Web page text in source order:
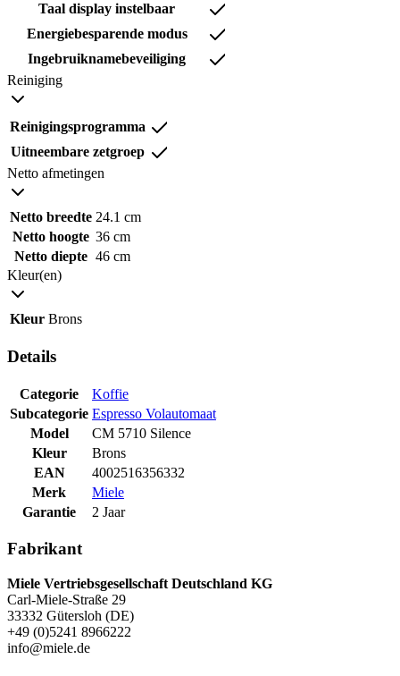
Taal display instelbaar
Energiebesparende modus
Ingebruiknamebeveiliging
Reiniging
Reinigingsprogramma
Uitneembare zetgroep
Netto afmetingen
Netto breedte 24.1 cm
Netto hoogte 36 cm
Netto diepte 46 cm
Kleur(en)
Kleur Brons
Details
Categorie
Koffie
Subcategorie Espresso Volautomaat
Model
CM 5710 Silence
Kleur
Brons
EAN
4002516356332
Merk
Miele
Garantie
2 Jaar
Fabrikant
Miele Vertriebsgesellschaft Deutschland KG
Carl-Miele-Straße 29
33332 Gütersloh (DE)
+49 (0)5241 8966222
info@miele.de